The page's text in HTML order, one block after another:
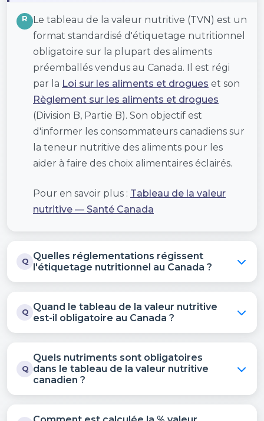
R
Le tableau de la valeur nutritive (TVN) est un
format standardisé d'étiquetage nutritionnel
obligatoire sur la plupart des aliments
préemballés vendus au Canada. Il est régi
par la Loi sur les aliments et drogues et son
Règlement sur les aliments et drogues
(Division B, Partie B). Son objectif est
d'informer les consommateurs canadiens sur
la teneur nutritive des aliments pour les
aider à faire des choix alimentaires éclairés.
Pour en savoir plus : Tableau de la valeur
nutritive — Santé Canada
Q
Quelles réglementations régissent
l'étiquetage nutritionnel au Canada ?
Q
Quand le tableau de la valeur nutritive
est-il obligatoire au Canada ?
Q
Quels nutriments sont obligatoires
dans le tableau de la valeur nutritive
canadien ?